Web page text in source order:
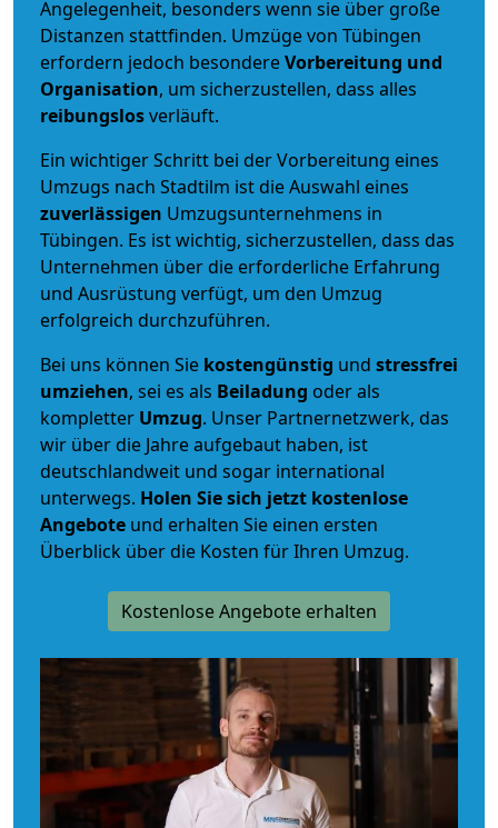
Angelegenheit, besonders wenn sie über große
Distanzen stattfinden. Umzüge von Tübingen
erfordern jedoch besondereVorbereitung und
Organisation, um sicherzustellen, dass alles
reibungslosverläuft.
Ein wichtiger Schritt bei der Vorbereitung eines
Umzugs nach Stadtilm ist die Auswahl eines
zuverlässigen Umzugsunternehmens in
Tübingen. Es ist wichtig, sicherzustellen, dass das
Unternehmen über die erforderliche Erfahrung
und Ausrüstung verfügt, um den Umzug
erfolgreich durchzuführen.
Bei uns können Sie kostengünstig und stressfrei
umziehen, sei es als Beiladung oder als
kompletter Umzug. Unser Partnernetzwerk, das
wir über die Jahre aufgebaut haben, ist
deutschlandweit und sogar international
unterwegs. Holen Sie sich jetzt kostenlose
Angebote und erhalten Sie einen ersten
Überblick über die Kosten für Ihren Umzug.
Kostenlose Angebote erhalten